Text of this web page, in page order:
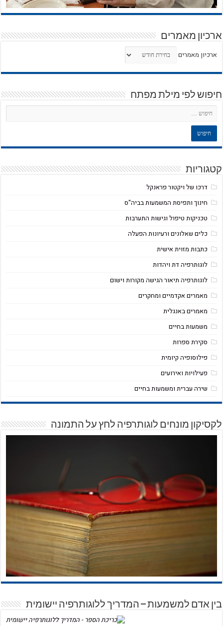
ארכיון מאמרים
ארכיון מאמרים
חיפוש לפי מילת מפתח
קטגוריות
דרכו של ויקטור פראנקל
חינוך ותפיסת המשמעות בביה"ס
טכניקות טיפול וגישות התערבות
כלים שאלונים ורעיונות הפעלה
כתבות מזוית אישית
לוגותרפיה דת ויהדות
לוגותרפיה תיאור הגישה מקורות וישום
מאמרים אקדמיים ומחקרים
מאמרים באנגלית
משמעות בחיים
סקירת ספרות
פילוסופיה קיומית
פעילויות ואירועים
שירה עברית ומשמעות בחיים
לקסיקון מונחים לוגותרפיה לחץ על התמונה
בין אדם למשמעות – המדריך ללוגותרפיה יישומית